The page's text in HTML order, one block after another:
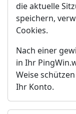
die aktuelle
speichern,
Cookies.
Nach einer
in Ihr
Weise
Ihr Konto.